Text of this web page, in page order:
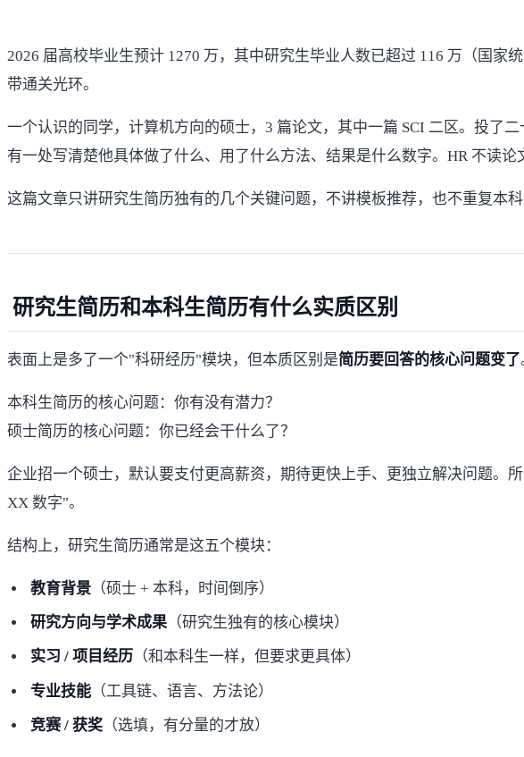
2026 届高校毕业生预计 1270 万，其中研究生毕业人数已超过 116 万（ 国家
带通关光环。
一个认识的同学，计算机方向的硕士，3 篇论文，其中一篇 SCI 二区。投了
有一处写清楚他具体做了什么、用了什么方法、结果是什么数字。HR 不读论
这篇文章只讲研究生简历独有的几个关键问题，不讲模板推荐，也不重复本
研究生简历和本科生简历有什么实质区别
表面上是多了一个"科研经历"模块，但本质区别是简历要回答的核心问题变了
本科生简历的核心问题：你有没有潜力？
硕士简历的核心问题：你已经会干什么了？
企业招一个硕士，默认要支付更高薪资，期待更快上手、更独立解决问题。
XX 数字"。
结构上，研究生简历通常是这五个模块：
教育背景（硕士 + 本科，时间倒序）
研究方向与学术成果（研究生独有的核心模块）
实习 / 项目经历 （和本科生一样，但要求更具体）
专业技能（工具链、语言、方法论）
竞赛 / 获奖（选填，有分量的才放）